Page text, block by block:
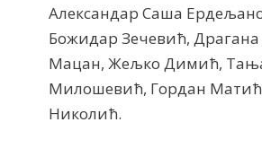
Александар Саша
Божидар Зечевић,
Мацан, Жељко Димић,
Милошевић, Гордан
Николић.